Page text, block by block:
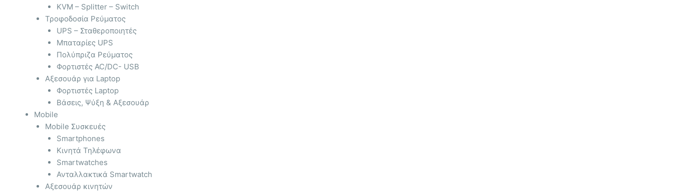
KVM – Splitter – Switch
Τροφοδοσία Ρεύματος
UPS – Σταθεροποιητές
Μπαταρίες UPS
Πολύπριζα Ρεύματος
Φορτιστές AC/DC- USB
Αξεσουάρ για Laptop
Φορτιστές Laptop
Βάσεις, Ψύξη & Αξεσουάρ
Mobile
Mobile Συσκευές
Smartphones
Κινητά Τηλέφωνα
Smartwatches
Ανταλλακτικά Smartwatch
Αξεσουάρ κινητών